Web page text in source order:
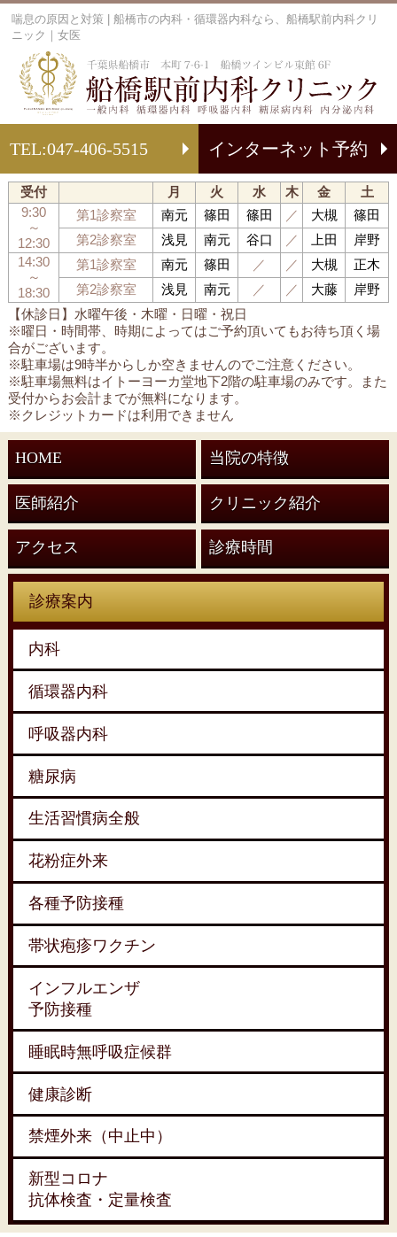
喘息の原因と対策 | 船橋市の内科・循環器内科なら、船橋駅前内科クリ
ニック｜女医
TEL:047-406-5515 インターネット予約
【休診日】水曜午後・木曜・日曜・祝日
※曜日・時間帯、時期によってはご予約頂いてもお待ち頂く場
合がございます。
※駐車場は9時半からしか空きませんのでご注意ください。
※駐車場無料はイトーヨーカ堂地下2階の駐車場のみです。また
受付からお会計までが無料になります。
※クレジットカードは利用できません
受付 月 火 水 木 金
土
9:30
～
12:30
第1診察室 南元 篠田 篠田 ／ 大槻
篠田
第2診察室
浅見 南元 谷口 ／ 上田
岸野
14:30
～
18:30
第1診察室 南元 篠田 ／ ／ 大槻
正木
第2診察室
浅見 南元 ／ ／ 大藤 岸野
HOME 当院の特徴
医師紹介 クリニック紹介
アクセス 診療時間
診療案内
内科
循環器内科
呼吸器内科
糖尿病
生活習慣病全般
花粉症外来
各種予防接種
帯状疱疹ワクチン
インフルエンザ
予防接種
睡眠時無呼吸症候群
健康診断
禁煙外来（中止中）
新型コロナ
抗体検査・定量検査